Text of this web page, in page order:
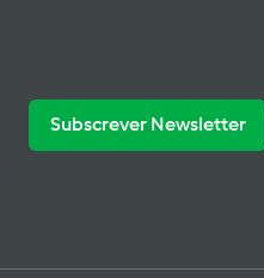
Subscrever Newsletter